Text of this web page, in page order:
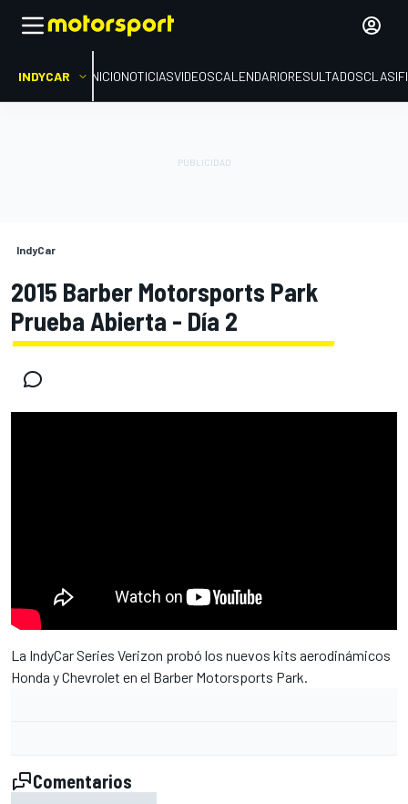
INDYCAR INICIONOTICIASVIDEOSCALENDARIORESULTADOS
IndyCar
2015 Barber Motorsports Park
Prueba Abierta - Día 2
La IndyCar Series Verizon probó los nuevos kits aerodinámicos
Honda y Chevrolet en el Barber Motorsports Park.
Comentarios